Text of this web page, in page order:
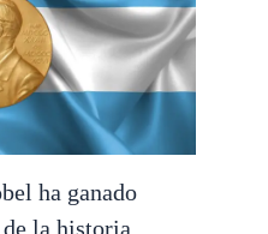
ha ganado
la historia